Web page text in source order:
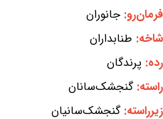
فرمان‌رو: جانوران
شاخه: طنابداران
رده: پرندگان
راسته:گنجشک‌سانان
زیرراسته:گنجشک‌سانیان